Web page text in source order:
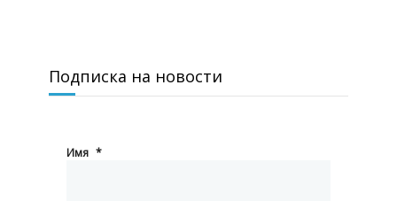
Подписка на новости
Имя *